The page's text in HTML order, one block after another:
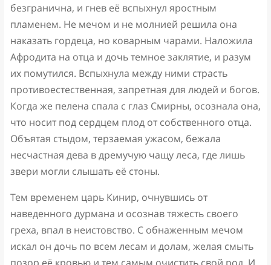
безгранична, и гнев её вспыхнул яростным
пламенем. Не мечом и не молнией решила она
наказать гордеца, но коварным чарами. Наложила
Афродита на отца и дочь темное заклятие, и разум
их помутился. Вспыхнула между ними страсть
противоестественная, запретная для людей и богов.
Когда же пелена спала с глаз Смирны, осознала она,
что носит под сердцем плод от собственного отца.
Объятая стыдом, терзаемая ужасом, бежала
несчастная дева в дремучую чащу леса, где лишь
звери могли слышать её стоны.
Тем временем царь Кинир, очнувшись от
наведенного дурмана и осознав тяжесть своего
греха, впал в неистовство. С обнаженным мечом
искал он дочь по всем лесам и долам, желая смыть